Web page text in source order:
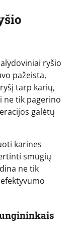
ryšio
pažeista,
tarp karių,
ne tik pagerino
galėtų
karines
smūgių
ne tik